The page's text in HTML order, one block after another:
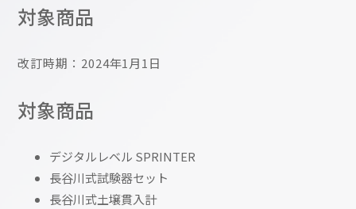
対象商品
改訂時期：2024年1月1日
対象商品
デジタルレベル SPRINTER
長谷川式試験器セット
長谷川式土壌貫入計